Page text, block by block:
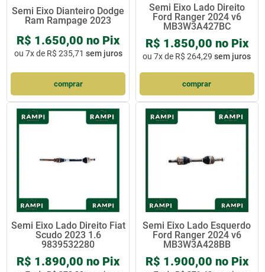
Semi Eixo Dianteiro Dodge
Ram Rampage 2023
R$ 1.650,00 no Pix
ou 7x de R$ 235,71 sem juros
comprar
Semi Eixo Lado Direito
Ford Ranger 2024 v6
MB3W3A427BC
R$ 1.850,00 no Pix
ou7x de R$ 264,29 sem juros
comprar
Semi Eixo Lado Direito Fiat
Scudo 2023 1.6
9839532280
R$ 1.890,00 no Pix
Semi Eixo Lado Esquerdo
Ford Ranger 2024 v6
MB3W3A428BB
R$ 1.900,00 no Pix